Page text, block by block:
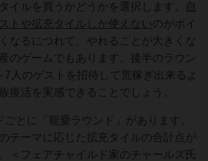
イルを買うかどうかを選択します。
自
トや拡充タイルしか使えないのがポイ
なるにつれて、やれることが大きくな
のゲームでもあります。後半のラウン
7人のゲストを招待して荒稼ぎ出来るよ
復活を実感できることでしょう。
とに「寵愛ラウンド」があります。
テーマに応じた拡充タイルの合計点が
＜フェアチャイルド家のチャールズ氏